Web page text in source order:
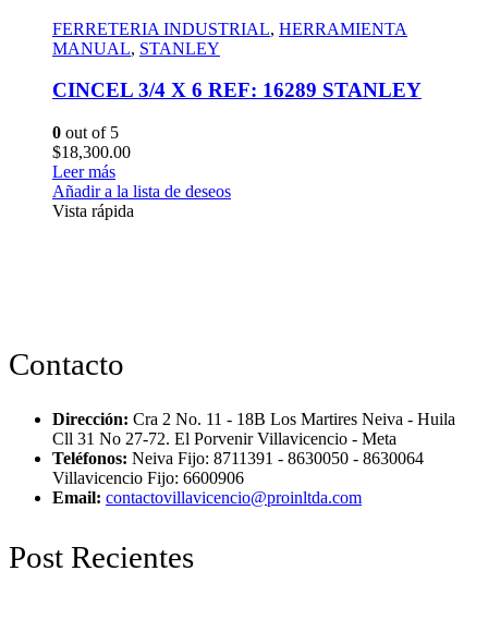
FERRETERIA INDUSTRIAL, HERRAMIENTA
MANUAL, STANLEY
CINCEL 3/4 X 6 REF: 16289 STANLEY
0 out of 5
$18,300.00
Leer más
Añadir a la lista de deseos
Vista rápida
Contacto
Dirección: Cra 2 No. 11 - 18B Los Martires Neiva - Huila
Cll 31 No 27-72. El Porvenir Villavicencio - Meta
Teléfonos: Neiva Fijo: 8711391 - 8630050 - 8630064
Villavicencio Fijo: 6600906
Email: contactovillavicencio@proinltda.com
Post Recientes